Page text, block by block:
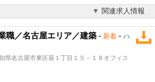
関連求人情報
職／名古屋エリア／建築 - 新着 - ハ
名古屋市東区葵１丁目１５－１８オフィス